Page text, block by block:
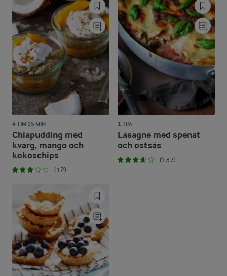
4 TIM 15 MIN
Chiapudding med
kvarg, mango och
kokoschips
(12)
1 TIM
Lasagne med spenat
och ostsås
(137)